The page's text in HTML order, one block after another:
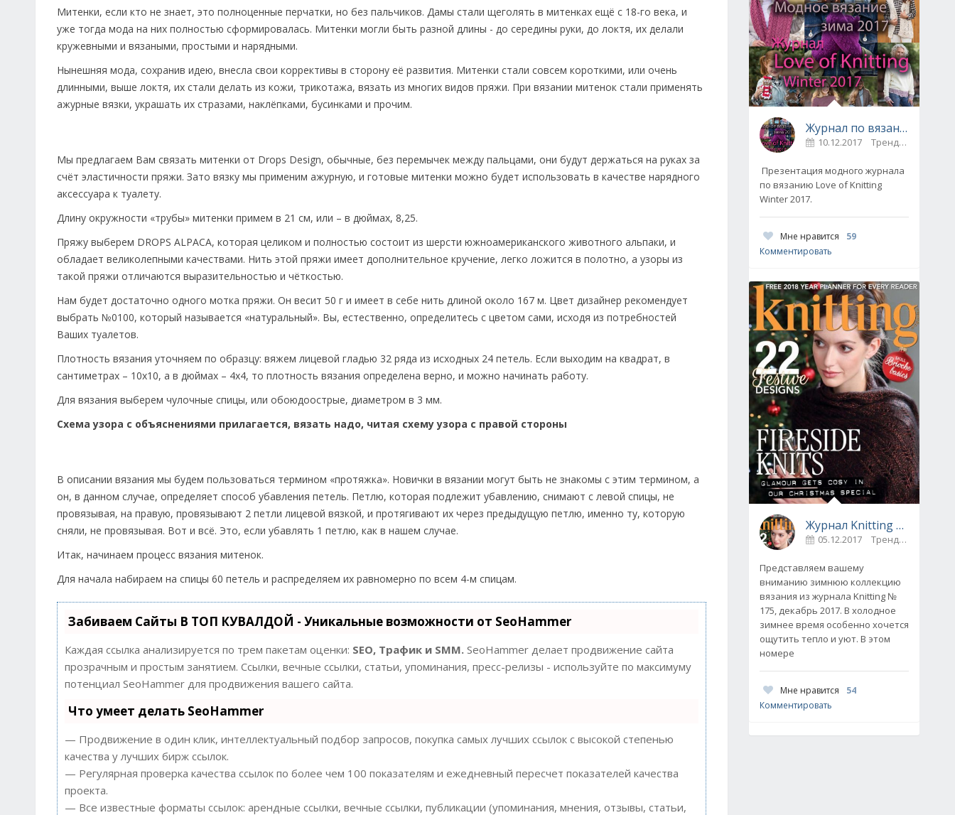
Митенки, если кто не знает, это полноценные перчатки, но без пальчиков. Дамы стали щеголять в митенках ещё с 18-го века, и
уже тогда мода на них полностью сформировалась. Митенки могли быть разной длины - до середины руки, до локтя, их делали
кружевными и вязаными, простыми и нарядными.
Нынешняя мода, сохранив идею, внесла свои коррективы в сторону её развития. Митенки стали совсем короткими, или очень
длинными, выше локтя, их стали делать из кожи, трикотажа, вязать из многих видов пряжи. При вязании митенок стали применять
ажурные вязки, украшать их стразами, наклёпками, бусинками и прочим.
Мы предлагаем Вам связать митенки от Drops Design, обычные, без перемычек между пальцами, они будут держаться на руках за
счёт эластичности пряжи. Зато вязку мы применим ажурную, и готовые митенки можно будет использовать в качестве нарядного
аксессуара к туалету.
Длину окружности «трубы» митенки примем в 21 см, или – в дюймах, 8,25.
Пряжу выберем DROPS ALPACA, которая целиком и полностью состоит из шерсти южноамериканского животного альпаки, и
обладает великолепными качествами. Нить этой пряжи имеет дополнительное кручение, легко ложится в полотно, а узоры из
такой пряжи отличаются выразительностью и чёткостью.
Нам будет достаточно одного мотка пряжи. Он весит 50 г и имеет в себе нить длиной около 167 м. Цвет дизайнер рекомендует
выбрать №0100, который называется «натуральный». Вы, естественно, определитесь с цветом сами, исходя из потребностей
Ваших туалетов.
Плотность вязания уточняем по образцу: вяжем лицевой гладью 32 ряда из исходных 24 петель. Если выходим на квадрат, в
сантиметрах – 10х10, а в дюймах – 4х4, то плотность вязания определена верно, и можно начинать работу.
Для вязания выберем чулочные спицы, или обоюдоострые, диаметром в 3 мм.
Схема узора с объяснениями прилагается, вязать надо, читая схему узора с правой стороны
В описании вязания мы будем пользоваться термином «протяжка». Новички в вязании могут быть не знакомы с этим термином, а
он, в данном случае, определяет способ убавления петель. Петлю, которая подлежит убавлению, снимают с левой спицы, не
провязывая, на правую, провязывают 2 петли лицевой вязкой, и протягивают их через предыдущую петлю, именно ту, которую
сняли, не провязывая. Вот и всё. Это, если убавлять 1 петлю, как в нашем случае.
Итак, начинаем процесс вязания митенок.
Для начала набираем на спицы 60 петель и распределяем их равномерно по всем 4-м спицам.
Забиваем Сайты В ТОП КУВАЛДОЙ - Уникальные возможности от SeoHammer
Каждая ссылка анализируется по трем пакетам оценки: SEO, Трафик и SMM. SeoHammer делает продвижение сайта
прозрачным и простым занятием. Ссылки, вечные ссылки, статьи, упоминания, пресс-релизы - используйте по максимуму
потенциал SeoHammer для продвижения вашего сайта.
Что умеет делать SeoHammer
— Продвижение в один клик, интеллектуальный подбор запросов, покупка самых лучших ссылок с высокой степенью
качества у лучших бирж ссылок.
— Регулярная проверка качества ссылок по более чем 100 показателям и ежедневный пересчет показателей качества
проекта.
— Все известные форматы ссылок: арендные ссылки, вечные ссылки, публикации (упоминания, мнения, отзывы, статьи,
Журнал по вязанию Love of Knitting выпуск Зима 2017
10.12.2017 Тренды / Вдохновение
Презентация модного журнала
по вязанию Love of Knitting
Winter 2017.
Мне нравится
59
Комментировать
Журнал Knitting № 175, декабрь 2017
05.12.2017 Тренды
Представляем вашему
вниманию зимнюю коллекцию
вязания из журнала Knitting №
175, декабрь 2017. В холодное
зимнее время особенно хочется
ощутить тепло и уют. В этом
номере
Мне нравится
54
Комментировать